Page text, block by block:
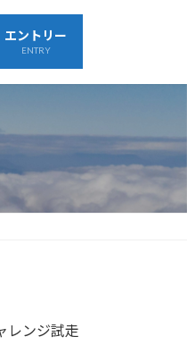
エントリー
ENTRY
レンジ試走